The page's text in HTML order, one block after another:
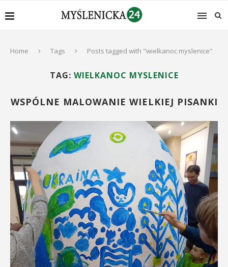
Home Tags Posts tagged with "wielkanoc myslenice"
TAG: WIELKANOC MYSLENICE
WSPÓLNE MALOWANIE WIELKIEJ PISANKI